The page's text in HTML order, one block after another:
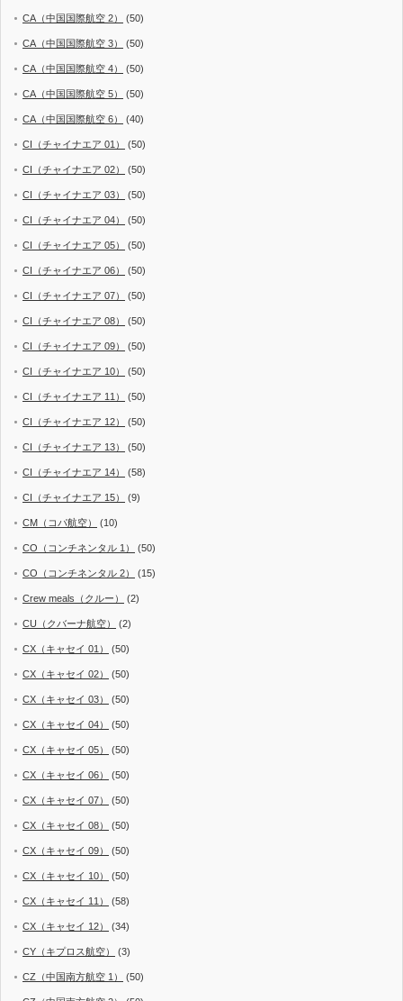
CA（中国国際航空 2） (50)
CA（中国国際航空 3） (50)
CA（中国国際航空 4） (50)
CA（中国国際航空 5） (50)
CA（中国国際航空 6） (40)
CI（チャイナエア 01） (50)
CI（チャイナエア 02） (50)
CI（チャイナエア 03） (50)
CI（チャイナエア 04） (50)
CI（チャイナエア 05） (50)
CI（チャイナエア 06） (50)
CI（チャイナエア 07） (50)
CI（チャイナエア 08） (50)
CI（チャイナエア 09） (50)
CI（チャイナエア 10） (50)
CI（チャイナエア 11） (50)
CI（チャイナエア 12） (50)
CI（チャイナエア 13） (50)
CI（チャイナエア 14） (58)
CI（チャイナエア 15） (9)
CM（コパ航空） (10)
CO（コンチネンタル 1） (50)
CO（コンチネンタル 2） (15)
Crew meals（クルー） (2)
CU（クバーナ航空） (2)
CX（キャセイ 01） (50)
CX（キャセイ 02） (50)
CX（キャセイ 03） (50)
CX（キャセイ 04） (50)
CX（キャセイ 05） (50)
CX（キャセイ 06） (50)
CX（キャセイ 07） (50)
CX（キャセイ 08） (50)
CX（キャセイ 09） (50)
CX（キャセイ 10） (50)
CX（キャセイ 11） (58)
CX（キャセイ 12） (34)
CY（キプロス航空） (3)
CZ（中国南方航空 1） (50)